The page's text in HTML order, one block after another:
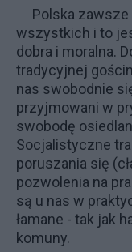
Polska zawsze
wszystkich i to
dobra i moralna.
tradycyjnej
nas swobodnie
przyjmowani w
swobodę
Socjalistyczne
poruszania się
pozwolenia na
są u nas w
łamane - tak jak
komuny.